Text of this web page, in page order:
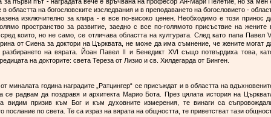
областта на богословските изследвания и в преподаването на богословието -
изключително за клира - е все по-високо ценен. Необходимо е този принос
пространство за развитие, заедно с все по-голямото присъствие на жените
които, но не само, се отличава областта на културата. След като папа Павел
от Сиена за доктори на Църквата, не може да има съмнение, че жените могат
разбирането на вярата. Йоан Павел ІІ и Бенедикт ХVІ също потвърдиха това,
на докторите: света Тереза от Лизио и св. Хилдегарда от Бинген.
миналата година наградите „Ратцингер“ се присъждат и в областта на
се радвам да поздравя и архитекта Марио Бота. През цялата история на
видим призив към Бог и към духовните измерения, те винаги са
послание по света. Те са израз на вярата на общността, те приветстват тази